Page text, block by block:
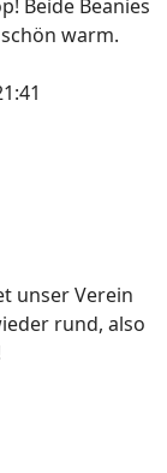
Beide Beanies
warm.
unser Verein
rund, also